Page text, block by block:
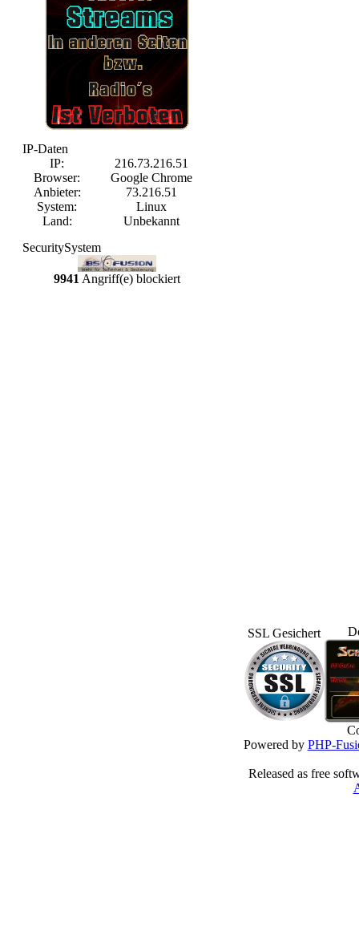
IP-Daten
IP:
216.73.216.51
Browser:
Google Chrome
Anbieter:
73.216.51
System:
Linux
Land:
Unbekannt
SecuritySystem
9941 Angriff(e) blockiert
SSL Gesichert
Powered by PHP-
Released as free